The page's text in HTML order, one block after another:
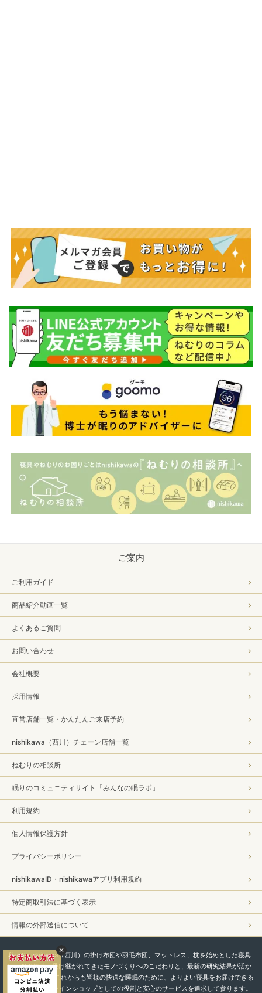
ご案内
ご利用ガイド
商品紹介動画一覧
よくあるご質問
お問い合わせ
会社概要
採用情報
直営店舗一覧・かんたんご来店予約
nishikawa（西川）チェーン店舗一覧
ねむりの相談所
眠りのコミュニティサイト「みんなの眠ラボ」
利用規約
個人情報保護方針
プライバシーポリシー
nishikawaID・nishikawaアプリ利用規約
特定商取引法に基づく表示
情報の外部送信について
私たちnishikawa（西川）の掛け布団や羽毛布団、マットレス、枕を始めとした寝具
は、450年以上受け継がれてきたモノづくりへのこだわりと、最新の研究結果が活か
されています。 これからも皆様の快適な睡眠のために、よりよい寝具をお届けできる
よう、直営オンラインショップとしての役割と安心のサービスを追求して参ります。